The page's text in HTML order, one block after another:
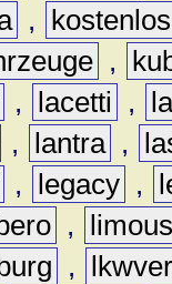
,
kostenlos
,
, lacetti ,
, lantra ,
, legacy ,
,
,